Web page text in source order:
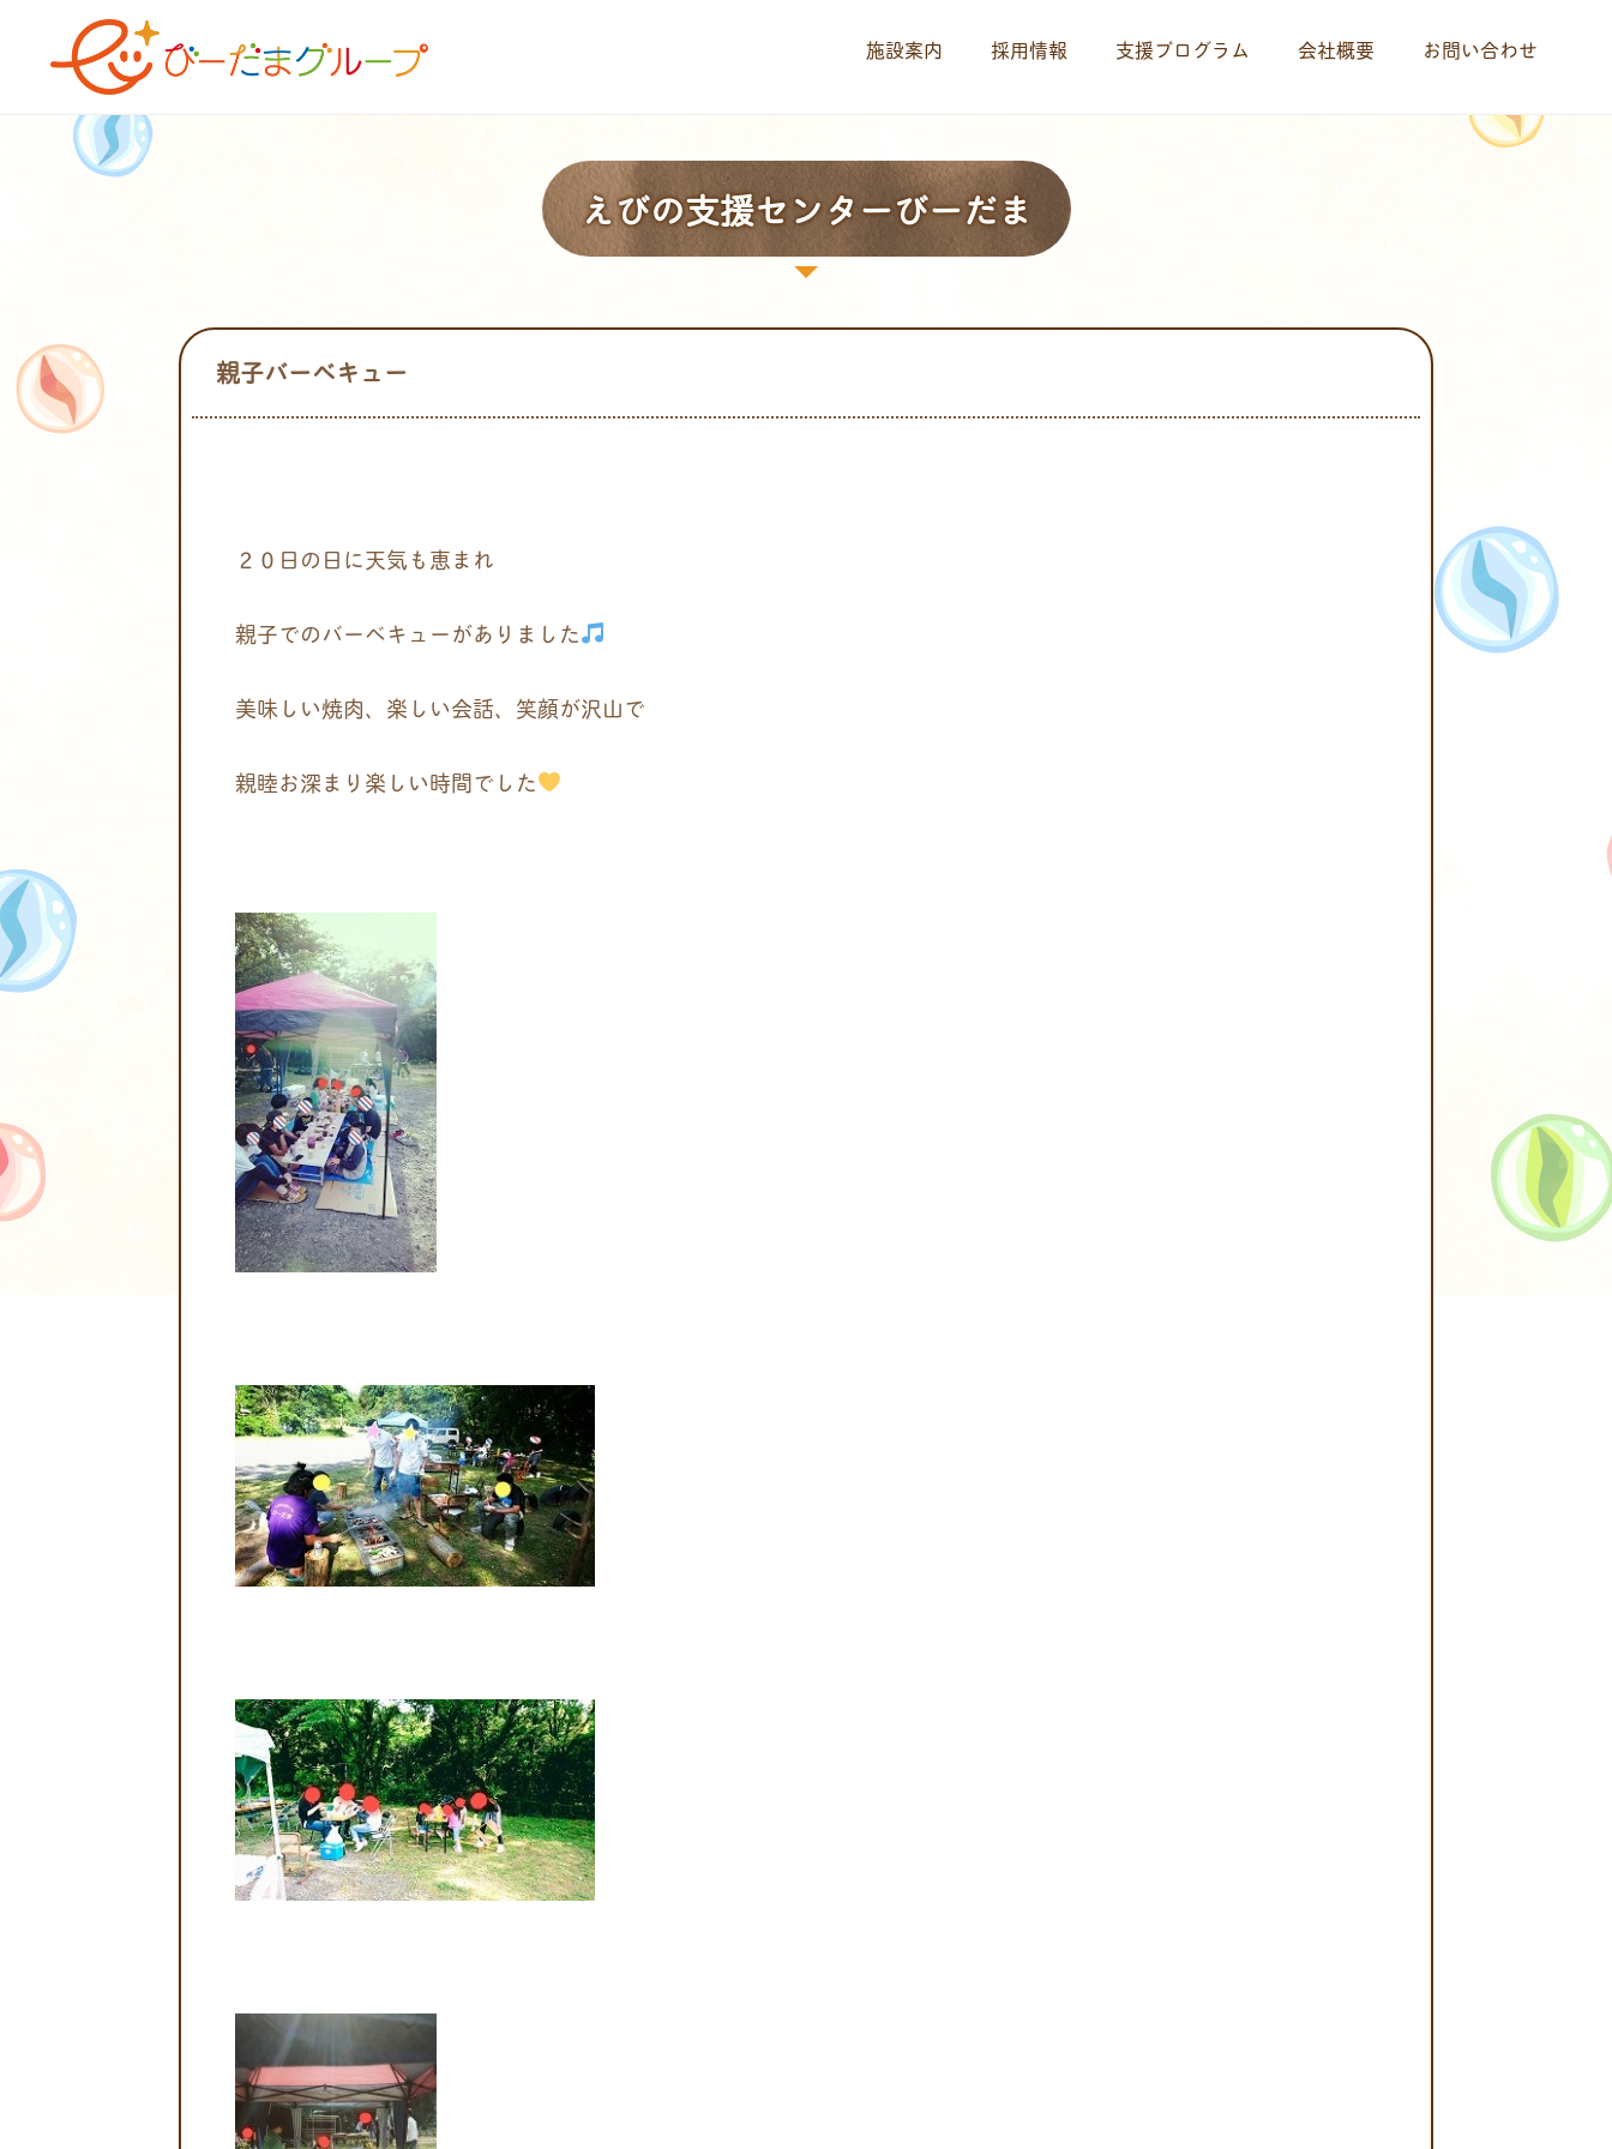
施設案内 採用情報 支援プログラム 会社概要 お問い合わせ
えびの支援センターびーだま
親子バーベキュー
２０日の日に天気も恵まれ
親子でのバーベキューがありました
美味しい焼肉、楽しい会話、笑顔が沢山で
親睦お深まり楽しい時間でした